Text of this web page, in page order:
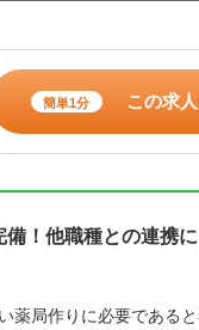
簡単1分 この求
！他職種との連携
薬局作りに必要である